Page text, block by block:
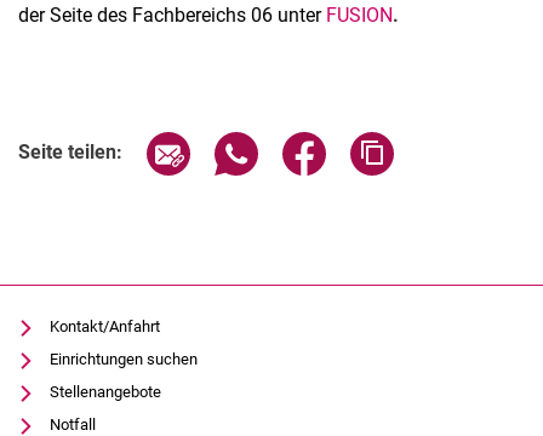
der Seite des Fachbereichs 06 unter FUSION.
Seite teilen: Seite über E-Mail teilen
Seite über WhatsApp teilen
Seite über Facebook
Kontakt/Anfahrt
Einrichtungen suchen
Stellenangebote
Notfall